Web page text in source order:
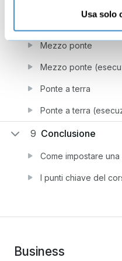
Usa solo
Estensione toracica
Mezzo ponte
Mezzo ponte
Ponte a terra
Ponte a terra
9 Conclusione
Come impostare
I punti chiave del
Business